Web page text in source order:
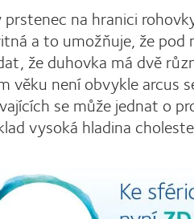
prstenec na hranici
a to umožňuje, že
že duhovka má dvě
věku není obvykle arcus
se může jednat o
vysoká hladina